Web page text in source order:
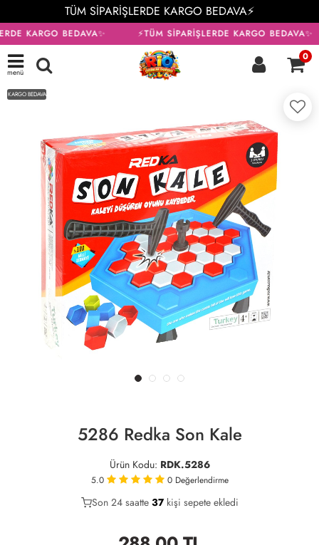
TÜM SİPARİŞLERDE KARGO BEDAVA⚡
KARGO BEDAVA✨ ⚡TÜM SİPARİŞLERDE KARGO BEDAVA✨
menü
0
KARGO BEDAVA
5286 Redka Son Kale
Ürün Kodu: RDK.5286
5.0 0 Değerlendirme
24
Son 24 saatte 37kişi sepete ekledi
11